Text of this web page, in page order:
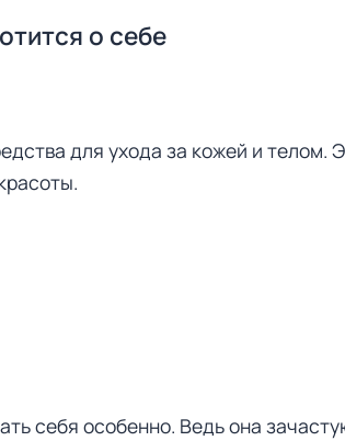
о себе
для ухода за кожей и телом.
себя особенно. Ведь она